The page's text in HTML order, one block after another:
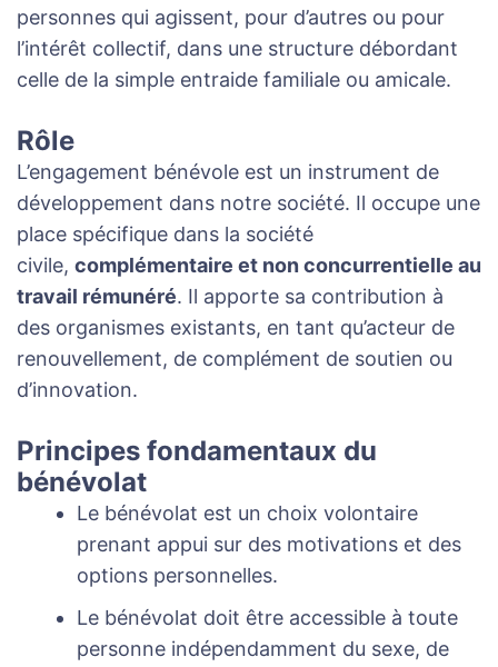
personnes qui agissent, pour d’autres ou pour
l’intérêt collectif, dans une structure débordant
celle de la simple entraide familiale ou amicale.
Rôle
L’engagement bénévole est un instrument de
développement dans notre société. Il occupe une
place spécifique dans la société
civile, complémentaire et non concurrentielle au
travail rémunéré. Il apporte sa contribution à
des organismes existants, en tant qu’acteur de
renouvellement, de complément de soutien ou
d’innovation.
Principes fondamentaux du
bénévolat
Le bénévolat est un choix volontaire
prenant appui sur des motivations et des
options personnelles.
Le bénévolat doit être accessible à toute
personne indépendamment du sexe, de